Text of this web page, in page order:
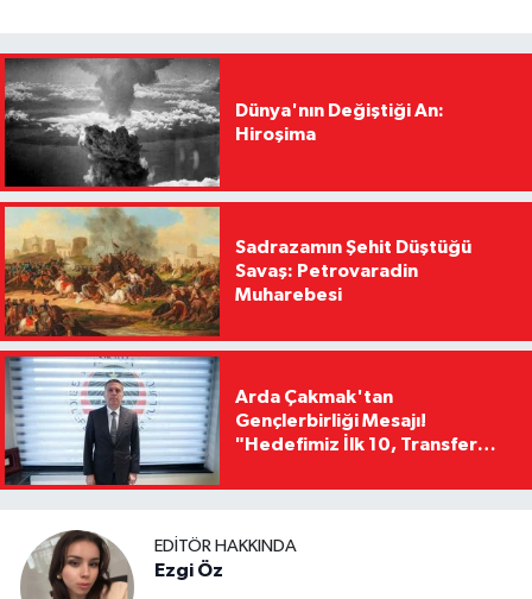
Dünya'nın Değiştiği An:
Hiroşima
Sadrazamın Şehit Düştüğü
Savaş: Petrovaradin
Muharebesi
Arda Çakmak'tan
Gençlerbirliği Mesajı!
"Hedefimiz İlk 10, Transfer
Kaldıracağız"
EDITÖR HAKKINDA
Ezgi Öz